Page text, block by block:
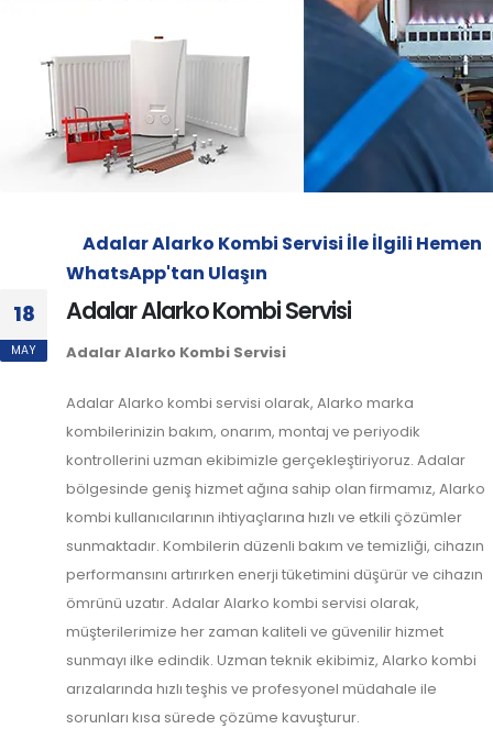
Adalar Alarko Kombi Servisi İle İlgili Hemen
WhatsApp'tan Ulaşın
18
MAY
Adalar Alarko Kombi Servisi
Adalar Alarko Kombi Servisi
Adalar Alarko kombi servisi olarak, Alarko marka
kombilerinizin bakım, onarım, montaj ve periyodik
kontrollerini uzman ekibimizle gerçekleştiriyoruz. Adalar
bölgesinde geniş hizmet ağına sahip olan firmamız, Alarko
kombi kullanıcılarının ihtiyaçlarına hızlı ve etkili çözümler
sunmaktadır. Kombilerin düzenli bakım ve temizliği, cihazın
performansını artırırken enerji tüketimini düşürür ve cihazın
ömrünü uzatır. Adalar Alarko kombi servisi olarak,
müşterilerimize her zaman kaliteli ve güvenilir hizmet
sunmayı ilke edindik. Uzman teknik ekibimiz, Alarko kombi
arızalarında hızlı teşhis ve profesyonel müdahale ile
sorunları kısa sürede çözüme kavuşturur.